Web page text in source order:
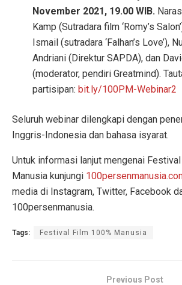
November 2021, 19.00 WIB.
Kamp (Sutradara film ‘Romy’s
Ismail (sutradara ‘Falhan’s Love’),
Andriani (Direktur SAPDA), dan
(moderator, pendiri Greatmind).
partisipan:bit.ly/100PM-Webinar2
Seluruh webinar dilengkapi dengan
Inggris-Indonesia dan bahasa isyarat.
Untuk informasi lanjut mengenai
Manusia kunjungi
media di Instagram, Twitter, Facebook
100persenmanusia.
Tags: Festival Film 100% Manusia
Previous Post